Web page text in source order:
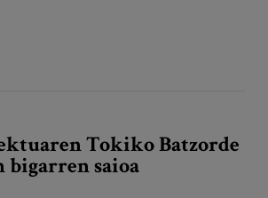
Tokiko Batzorde
saioa